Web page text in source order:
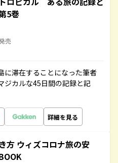
5巻
売
に滞在することになった筆者
ジカルな45日間の記録と記
詳細を見る
方 ウィズコロナ旅の安